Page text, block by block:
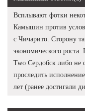
Всплывают фотки
Камышин против
с Чичарито. Сторону
экономического
Two Сердобск либо не
проследить
лет (ранее достигали